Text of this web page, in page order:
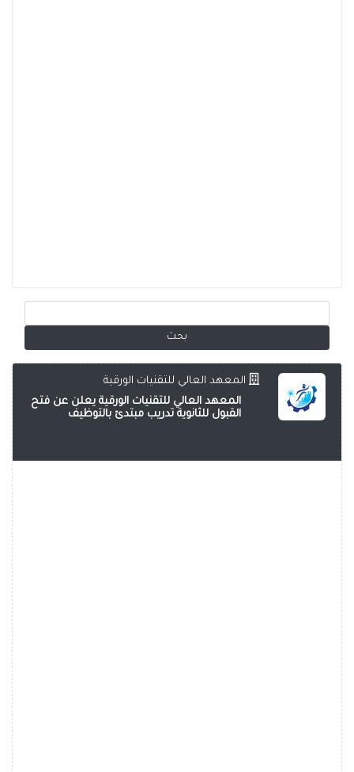
المعهد العالي للتقنيات الورقية
المعهد العالي للتقنيات الورقية يعلن عن فتح
القبول للثانوية تدريب مبتدئ بالتوظيف